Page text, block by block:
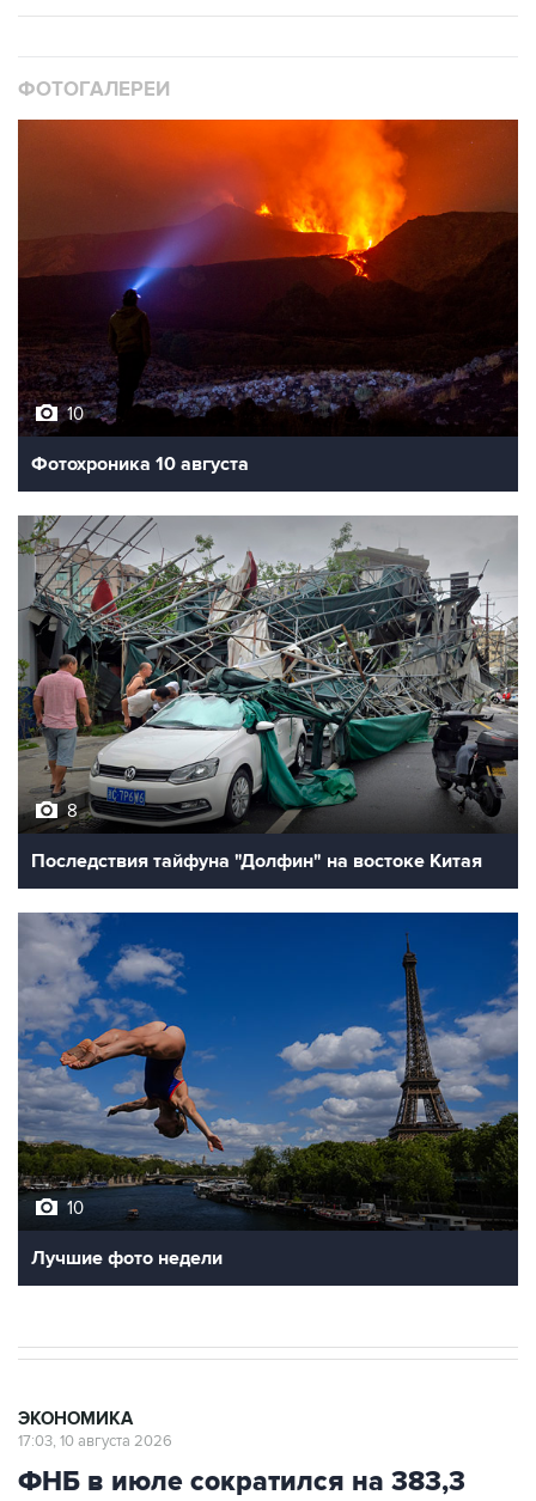
ФОТОГАЛЕРЕИ
10
Фотохроника 10 августа
8
Последствия тайфуна "Долфин" на востоке Китая
10
Лучшие фото недели
ЭКОНОМИКА
17:03, 10 августа 2026
ФНБ в июле сократился на 383,3